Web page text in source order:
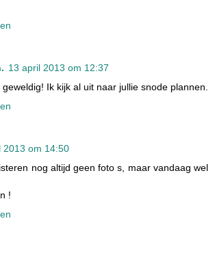
13 april 2013 om 12:37
geweldig! Ik kijk al uit naar jullie snode plannen.
2013 om 14:50
nog altijd geen foto s, maar vandaag wel
!